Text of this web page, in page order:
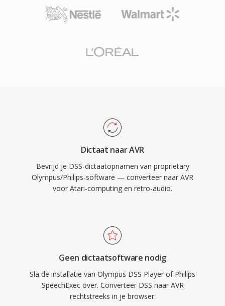
Dictaat naar AVR
Bevrijd je DSS-dictaatopnamen van proprietary
Olympus/Philips-software — converteer naar AVR
voor Atari-computing en retro-audio.
Geen dictaatsoftware nodig
Sla de installatie van Olympus DSS Player of Philips
SpeechExec over. Converteer DSS naar AVR
rechtstreeks in je browser.